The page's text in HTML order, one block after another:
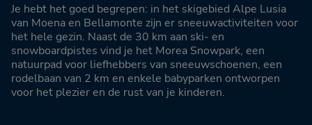
Je hebt het goed begrepen: in het skigebied Alpe Lusia
van Moena en Bellamonte zijn er sneeuwactiviteiten voor
het hele gezin. Naast de 30 km aan ski- en
snowboardpistes vind je het Morea Snowpark, een
natuurpad voor liefhebbers van sneeuwschoenen, een
rodelbaan van 2 km en enkele babyparken ontworpen
voor het plezier en de rust van je kinderen.